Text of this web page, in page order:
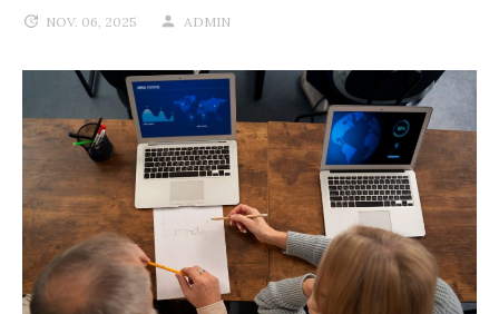
NOV. 06, 2025 ADMIN